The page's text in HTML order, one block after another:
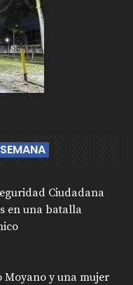
Ciudadana
en una batalla
Moyano y una mujer